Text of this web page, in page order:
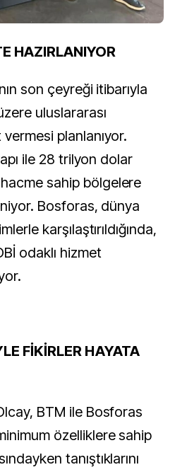
HAZIRLANIYOR
son çeyreği itibarıyla
uluslararası
planlanıyor.
ile 28 trilyon dolar
sahip bölgelere
Bosforas, dünya
karşılaştırıldığında,
odaklı hizmet
FİKİRLER HAYATA
BTM ile Bosforas
özelliklere sahip
tanıştıklarını